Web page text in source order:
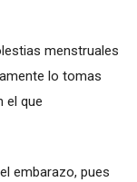
menstruales
lo tomas
el que
embarazo, pues